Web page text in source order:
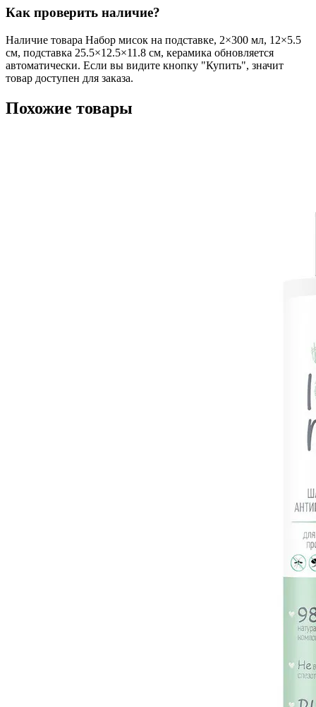
Как проверить наличие?
Наличие товара Набор мисок на подставке, 2×300 мл, 12×5.5
см, подставка 25.5×12.5×11.8 см, керамика обновляется
автоматически. Если вы видите кнопку "Купить", значит
товар доступен для заказа.
Похожие товары